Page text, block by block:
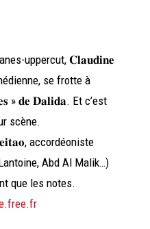
uppercut, 𝐂𝐥𝐚𝐮𝐝𝐢𝐧𝐞
se frotte à
» 𝐝𝐞 𝐃𝐚𝐥𝐢𝐝𝐚. Et c’est
scène.
accordéoniste
Abd Al Malik…)
que les notes.